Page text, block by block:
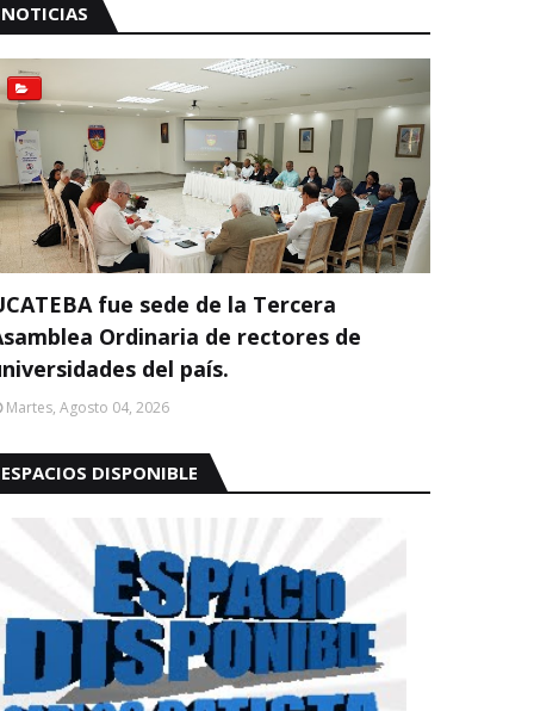
NOTICIAS
fue sede de la Tercera
Ordinaria de rectores de
del país.
Martes, Agosto 04, 2026
ESPACIOS DISPONIBLE